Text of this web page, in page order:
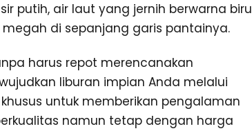
putih, air laut yang jernih berwarna biru
di sepanjang garis pantainya.
harus repot merencanakan
liburan impian Anda melalui
untuk memberikan pengalaman
namun tetap dengan harga